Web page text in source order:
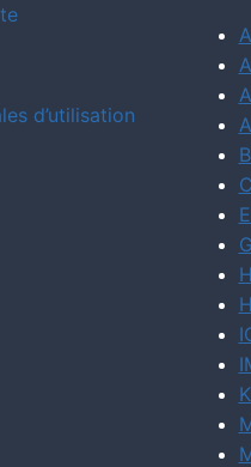
d’utilisation